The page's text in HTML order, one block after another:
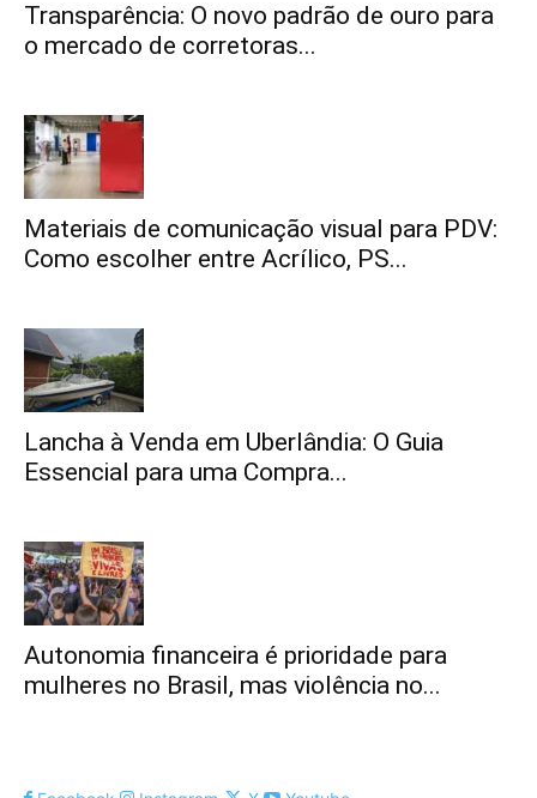
Transparência: O novo padrão de ouro para
o mercado de corretoras...
Materiais de comunicação visual para PDV:
Como escolher entre Acrílico, PS...
Lancha à Venda em Uberlândia: O Guia
Essencial para uma Compra...
Autonomia financeira é prioridade para
mulheres no Brasil, mas violência no...